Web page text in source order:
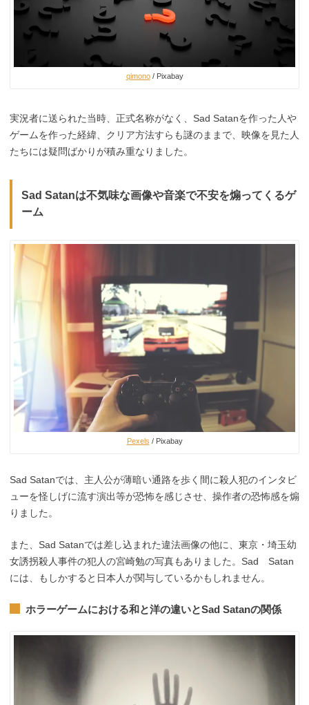
qimono/ Pixabay
実況者に送られた当時、正式名称がなく、Sad Satanを作った人や
ゲームを作った経緯、クリア方法すらも謎のままで、映像を見た人
たちには疑問ばかりが積み重なりました。
Sad Satanは不気味な画像や音楽で不安を煽ってくるゲ
ーム
Pexels / Pixabay
Sad Satanでは、主人公が薄暗い通路を歩く間に殺人犯のインタビ
ューを怪しげに流す演出等が恐怖を感じさせ、操作者の恐怖感を煽
りました。
また、Sad Satanでは差し込まれた違法画像の他に、東京・埼玉幼
女誘拐殺人事件の犯人の宮崎勉の写真もありました。Sad Satan
には、もしかすると日本人が関与しているかもしれません。
ホラーゲームにおける和と洋の違いとSad Satanの関係